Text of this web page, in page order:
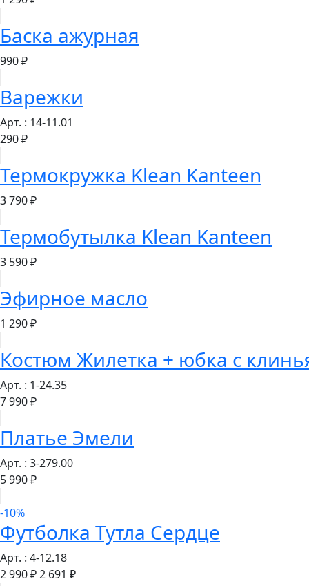
Баска ажурная
990 ₽
Варежки
Арт. : 14-11.01
290 ₽
Термокружка Klean Kanteen
3 790 ₽
Термобутылка Klean Kanteen
3 590 ₽
Эфирное масло
1 290 ₽
Костюм Жилетка + юбка с
Арт. : 1-24.35
7 990 ₽
Платье Эмели
Арт. : 3-279.00
5 990 ₽
-10%
Футболка Тутла Сердце
Арт. : 4-12.18
2 990 ₽2 691 ₽